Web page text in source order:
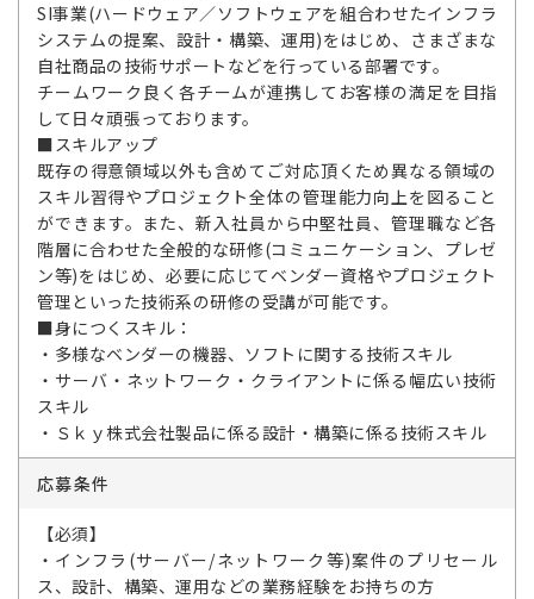
SI事業(ハードウェア／ソフトウェアを組合わせたインフラ
システムの提案、設計・構築、運用)をはじめ、さまざまな
自社商品の技術サポートなどを行っている部署です。
チームワーク良く各チームが連携してお客様の満足を目指
して日々頑張っております。
■スキルアップ
既存の得意領域以外も含めてご対応頂くため異なる領域の
スキル習得やプロジェクト全体の管理能力向上を図ること
ができます。また、新入社員から中堅社員、管理職など各
階層に合わせた全般的な研修(コミュニケーション、プレゼ
ン等)をはじめ、必要に応じてベンダー資格やプロジェクト
管理といった技術系の研修の受講が可能です。
■身につくスキル：
・多様なベンダーの機器、ソフトに関する技術スキル
・サーバ・ネットワーク・クライアントに係る幅広い技術
スキル
・Ｓｋｙ株式会社製品に係る設計・構築に係る技術スキル
応募条件
【必須】
・インフラ(サーバー/ネットワーク等)案件のプリセール
ス、設計、構築、運用などの業務経験をお持ちの方